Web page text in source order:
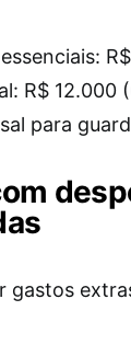
R$ 12.000
para
gastos